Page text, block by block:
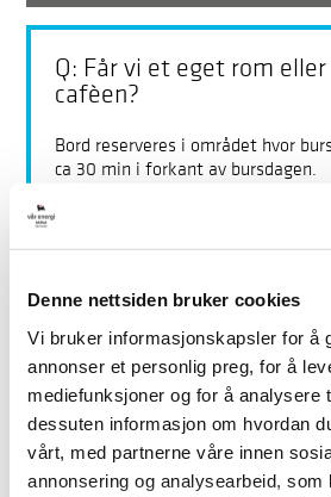
Denne nettsiden bruker cookies
Vi bruker informasjonskapsler for å
annonser et personlig preg, for å
mediefunksjoner og for å analysere
dessuten informasjon om hvordan
vårt, med partnerne våre innen
annonsering og analysearbeid, som
Q: Får vi et eget rom
cafèen?
Bord reserveres i området hvor
ca 30 min i forkant av bursdagen.
Dere står fritt til å komme inn
bordet med ballonger og det som
ønskelig.
Q: Kan vi bestille mat
S: Egen mat, kake og drikke kan